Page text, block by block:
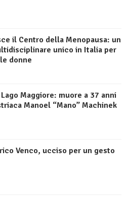
il Centro della Menopausa: un
unico in Italia per
donne
Maggiore: muore a 37 anni
Manoel “Mano” Machinek
Venco, ucciso per un gesto